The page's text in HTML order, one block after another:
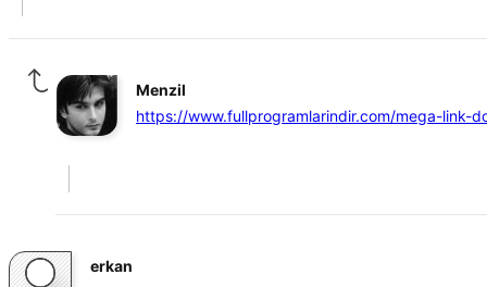
Menzil
https://www.fullprogramlarindir.com/mega-link-
erkan